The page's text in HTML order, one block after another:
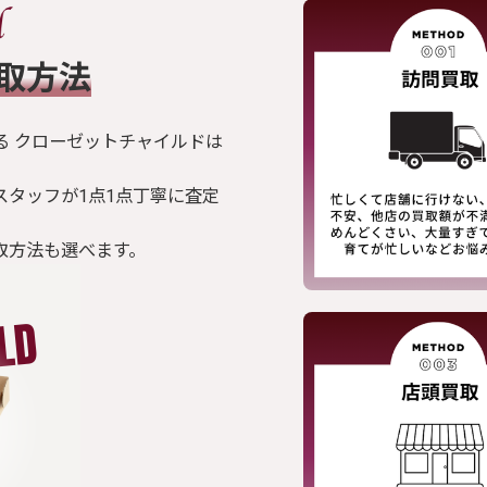
方法
クローゼットチャイルドは
タッフが1点1点丁寧に査定
法も選べます。